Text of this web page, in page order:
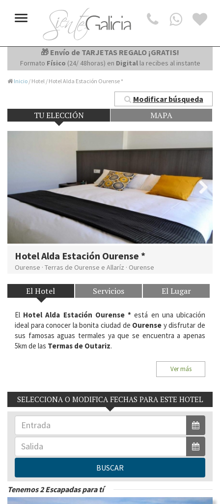
Toggle
navigation
🎁 Envío de TARJETAS REGALO ¡GRATIS!
Formato Físico (24/ 48horas) en Digitalla recibes al instante
Inicio / Hotel / Hotel Alda Estación Ourense *
Modificar búsqueda
TU ELECCIÓN MAPA
Next
Hotel Alda Estación Ourense *
Ourense · Terras de Ourense e Allaríz · Ourense
El Hotel Servicios El Lugar
El Hotel Alda Estación Ourense * está en una ubicación
ideal para conocer la bonita ciudad de Ourense y disfrutar de
sus famosas aguas termales ya que se encuentra a apenas
5km de las Termas de Outariz.
C/ San Paio, 6. 32001, Ourense. Terras de
Habitaciones del Hotel:26
Ver más
SELECCIONA O MODIFICA FECHAS PARA ESTE HOTEL
BUSCAR
Tenemos 2 Escapadas para tí